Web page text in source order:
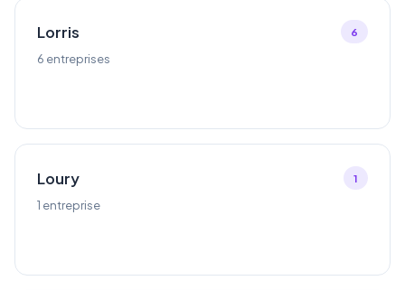
Lorris
6 entreprises
6
Loury
1 entreprise
1